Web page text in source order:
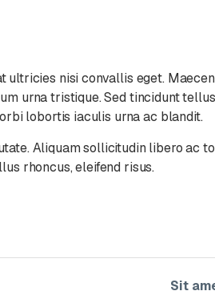
ultricies nisi convallis eget.
urna tristique. Sed tincidunt
lobortis iaculis urna ac blandit.
Aliquam sollicitudin libero ac
rhoncus, eleifend risus.
Sit